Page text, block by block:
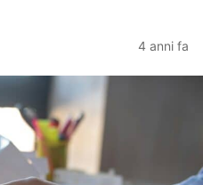
4 anni fa